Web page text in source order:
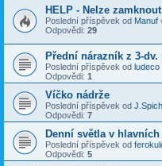
HELP - Nelze
Poslední příspěvek od Manuf
Odpovědi: 29
Přední nárazník z 3-dv.
Poslední příspěvek od ludeco
Odpovědi: 1
Víčko nádrže
Poslední příspěvek od
Odpovědi: 7
Denní světla v
Poslední příspěvek od
Odpovědi: 5